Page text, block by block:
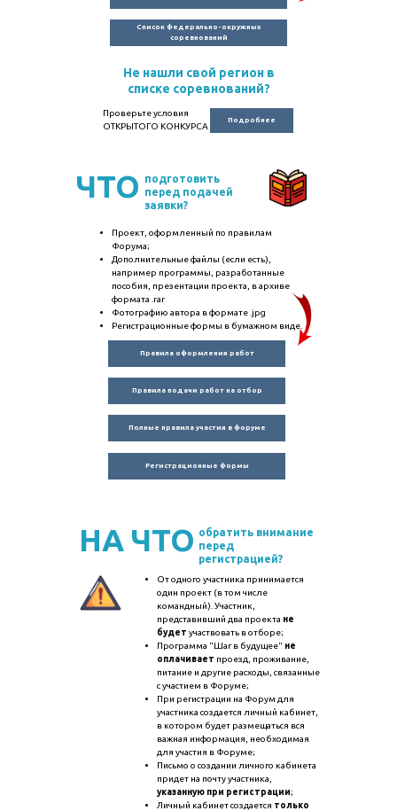
Список федерально-окружных
соревнований
Не нашли свой регион в
списке соревнований?
Проверьте условия
ОТКРЫТОГО КОНКУРСА
Подробнее
ЧТО
подготовить
перед подачей
заявки?
Проект, оформленный по правилам
Форума;
Дополнительные файлы (если есть),
например программы, разработанные
пособия, презентации проекта, в архиве
формата .rar
Фотографию автора в формате .jpg
Регистрационные формы в бумажном виде.
Правила оформления работ
Правила подачи работ на отбор
Полные правила участия в форуме
НА ЧТО обратить внимание
перед
регистрацией?
От одного участника принимается
один проект (в том числе
командный). Участник,
представивший два проекта не
будет участвовать в отборе;
Программа "Шаг в будущее" не
оплачивает проезд, проживание,
питание и другие расходы, связанные
с участием в Форуме;
При регистрации на Форум для
участника создается личный кабинет,
в котором будет размещаться вся
важная информация, необходимая
для участия в Форуме;
Письмо о создании личного кабинета
придет на почту участника,
указанную при регистрации;
Личный кабинет создается только
Регистрационные формы